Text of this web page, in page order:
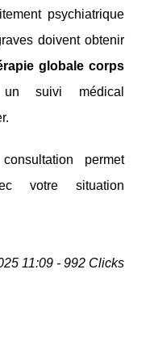
psychiatrique
doivent obtenir
globale corps
suivi médical
permet
votre situation
11:09 - 992 Clicks